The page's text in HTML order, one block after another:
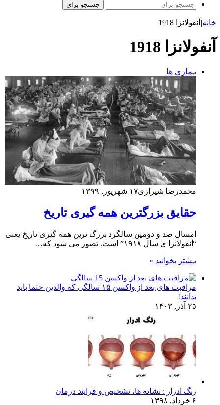
جستجو برای
خانه| آنفولانزا 1918
آنفولانزا 1918
بیماری ها
محمدرضا شیرازی۱۷ شهریور, ۱۳۹۹
حقایق بزرگترین همه گیری تاریخ
امسال صد و دومین سالگرد بزرگ ترین همه گیری تاریخ یعنی
“آنفولانزا ی سال ۱۹۱۸” است. تصور می شود که…
بیشتر بخوانید »
مراقبت های بعد از واکسن ۱۵ سالگی که والدین حتما باید
بدانند!
۲۵ آذر, ۱۴۰۳
رنگ ادرار : نشانه ها، تشخیص و فرایند درمان
۶ خرداد, ۱۳۹۸